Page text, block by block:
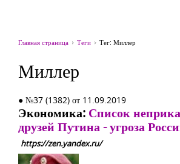
Главная страница Теги Тег: Миллер
Миллер
● №37 (1382) от 11.09.2019
Экономика: Список
друзей Путина - угроза
https://zen.yandex.ru/